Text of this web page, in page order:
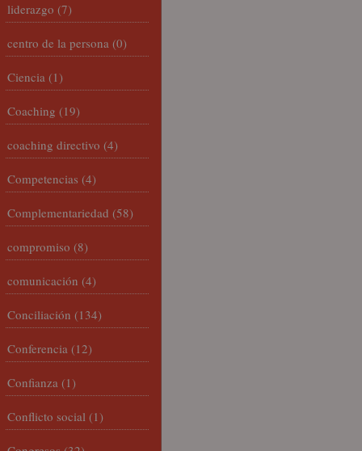
liderazgo (7)
centro de la persona (0)
Ciencia (1)
Coaching (19)
coaching directivo (4)
Competencias (4)
Complementariedad (58)
compromiso (8)
comunicación (4)
Conciliación (134)
Conferencia (12)
Confianza (1)
Conflicto social (1)